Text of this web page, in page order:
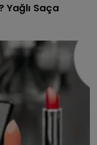
Yağlı Saça